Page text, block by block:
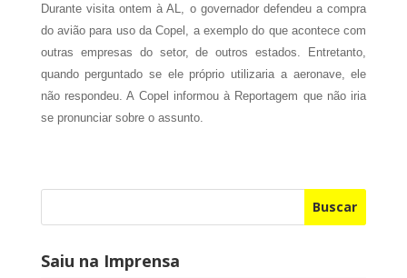
Durante visita ontem à AL, o governador defendeu a compra
do avião para uso da Copel, a exemplo do que acontece com
outras empresas do setor, de outros estados. Entretanto,
quando perguntado se ele próprio utilizaria a aeronave, ele
não respondeu. A Copel informou à Reportagem que não iria
se pronunciar sobre o assunto.
Buscar
Saiu na Imprensa